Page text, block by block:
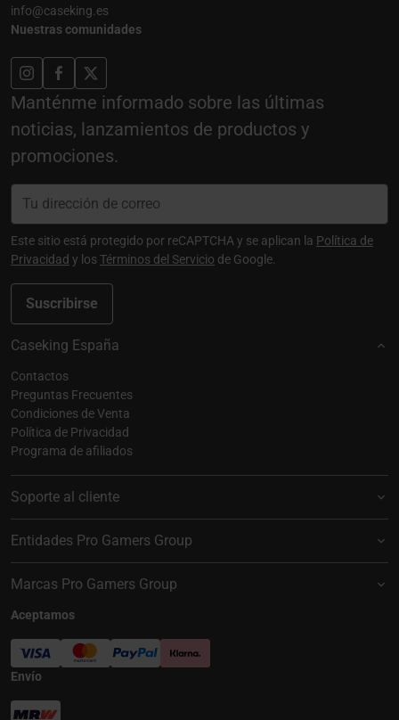
info@caseking.es
Nuestras comunidades
Manténme informado sobre las últimas
noticias, lanzamientos de productos y
promociones.
Suscribirse
Este sitio está protegido por reCAPTCHA y se aplican la Política de
Privacidad y losTérminos del Servicio de Google.
Caseking España
Contactos
Preguntas Frecuentes
Condiciones de Venta
Política de Privacidad
Programa de afiliados
Soporte al cliente
Entidades Pro Gamers Group
Marcas Pro Gamers Group
Aceptamos
Envío